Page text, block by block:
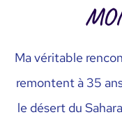
Ma véritable
remontent à 35
le désert du